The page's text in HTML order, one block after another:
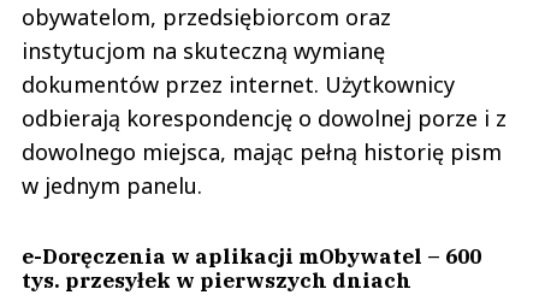
obywatelom, przedsiębiorcom oraz
instytucjom na skuteczną wymianę
dokumentów przez internet. Użytkownicy
odbierają korespondencję o dowolnej porze i z
dowolnego miejsca, mając pełną historię pism
w jednym panelu.
e-Doręczenia w aplikacji mObywatel – 600
tys. przesyłek w pierwszych dniach